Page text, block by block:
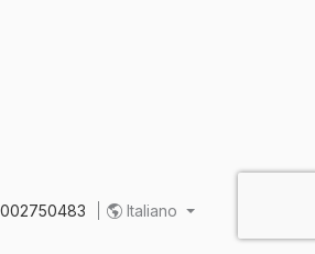
Italiano